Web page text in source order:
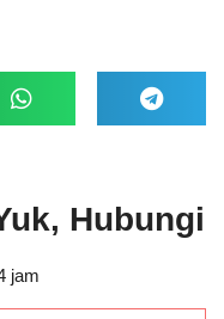
Hubungi
jam